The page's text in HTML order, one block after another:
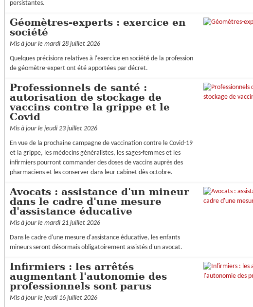
persistantes.
Géomètres-experts : exercice en
société
Mis à jour le mardi 28 juillet 2026
Quelques précisions relatives à l'exercice en société de la profession
de géomètre-expert ont été apportées par décret.
Professionnels de santé :
autorisation de stockage de
vaccins contre la grippe et le
Covid
Mis à jour le jeudi 23 juillet 2026
En vue de la prochaine campagne de vaccination contre le Covid-19
et la grippe, les médecins généralistes, les sages-femmes et les
infirmiers pourront commander des doses de vaccins auprès des
pharmaciens et les conserver dans leur cabinet dès octobre.
Avocats : assistance d'un mineur
dans le cadre d'une mesure
d'assistance éducative
Mis à jour le mardi 21 juillet 2026
Dans le cadre d'une mesure d'assistance éducative, les enfants
mineurs seront désormais obligatoirement assistés d'un avocat.
Infirmiers : les arrêtés
augmentant l'autonomie des
professionnels sont parus
Mis à jour le jeudi 16 juillet 2026